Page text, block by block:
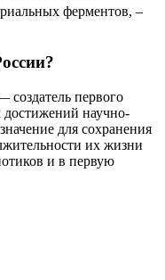
ферментов, –
первого
достижений научно-
для сохранения
их жизни
и в первую